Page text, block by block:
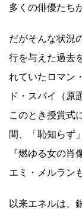
多くの俳優たち
だがそんな状況
行を与えた過去
れていたロマン
ド・スパイ（原
このとき授賞式
間、「恥知らず
『燃ゆる女の
エミ・メルラン
以来エネルは、